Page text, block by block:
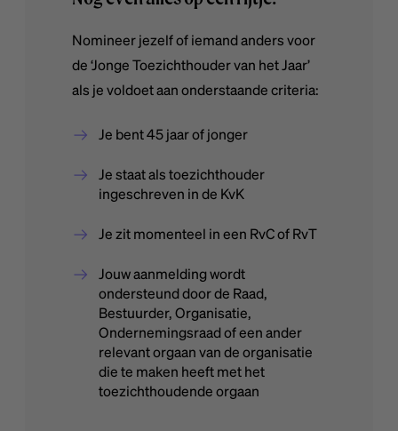
Nomineer jezelf of iemand anders voor
de ‘Jonge Toezichthouder van het Jaar’
als je voldoet aan onderstaande criteria:
Je bent 45 jaar of jonger
Je staat als toezichthouder
ingeschreven in de KvK
Je zit momenteel in een RvC of RvT
Jouw aanmelding wordt
ondersteund door de Raad,
Bestuurder, Organisatie,
Ondernemingsraad of een ander
relevant orgaan van de organisatie
die te maken heeft met het
toezichthoudende orgaan